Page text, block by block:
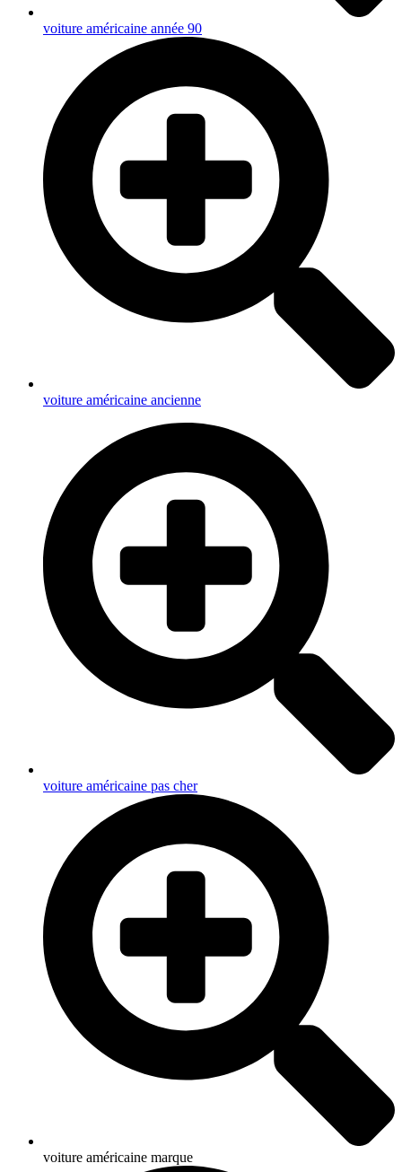
voiture américaine année 90
voiture américaine ancienne
voiture américaine pas cher
voiture américaine marque